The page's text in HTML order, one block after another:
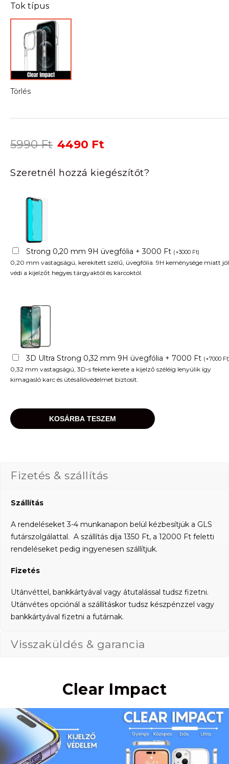
Tok típus
Törlés
5990Ft Original
was:
5990 Ft.
4490 Ft
is:
4490 Ft.
Szeretnél hozzá kiegészítőt?
Strong 0,20 mm 9H üvegfólia + 3000 Ft (+3000 Ft)
0,20 mm vastagságú, kerekített szélű, üvegfólia. 9H keménysége miatt jól
védi a kijelzőt hegyes tárgyaktól és karcoktól.
3D Ultra Strong 0,32 mm 9H üvegfólia + 7000 Ft (+7000 Ft
0,32 mm vastagságú, 3D-s fekete kerete a kijelző széléig lenyúlik így
kimagasló karc és ütésállóvédelmet biztosít.
KOSÁRBA TESZEM
Fizetés & szállítás
Szállítás
A rendeléseket 3-4 munkanapon belül kézbesítjük a GLS
futárszolgálattal. A szállítás díja 1350 Ft, a 12000 Ft feletti
rendeléseket pedig ingyenesen szállítjuk.
Fizetés
Utánvéttel, bankkártyával vagy átutalással tudsz fizetni.
Utánvétes opciónál a szállításkor tudsz készpénzzel vagy
bankkártyával fizetni a futárnak.
Visszaküldés & garancia
Clear Impact